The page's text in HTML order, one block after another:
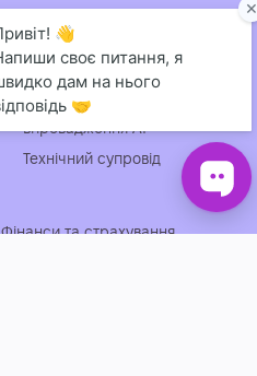
Фінанси та страхування
Послуги
Індивідуальна розробка
чат-ботів
Консультація із
впровадження АІ
Технічний супровід